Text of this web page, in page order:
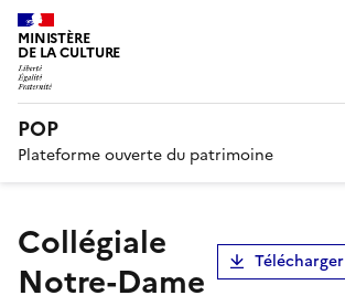
MINISTÈRE
DE LA CULTURE
POP
Plateforme ouverte du patrimoine
collégiale
Notre-Dame
Télécharger